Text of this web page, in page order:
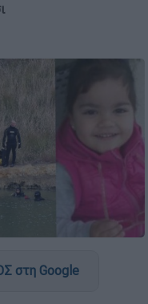
στη Google